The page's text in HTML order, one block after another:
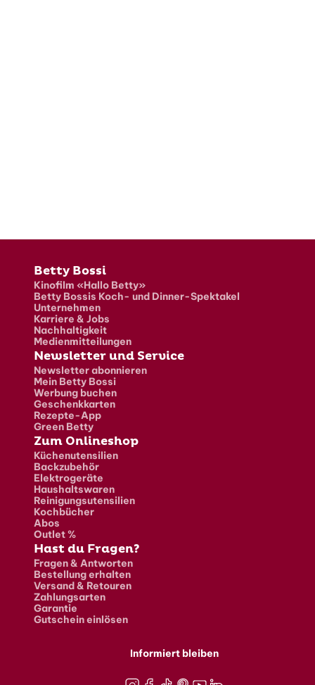
Fusszeile
Betty Bossi
Kinofilm «Hallo Betty»
Betty Bossis Koch- und Dinner-Spektakel
Unternehmen
Karriere & Jobs
Nachhaltigkeit
Medienmitteilungen
Newsletter und Service
Newsletter abonnieren
Mein Betty Bossi
Werbung buchen
Geschenkkarten
Rezepte-App
Green Betty
Zum Onlineshop
Küchenutensilien
Backzubehör
Elektrogeräte
Haushaltswaren
Reinigungsutensilien
Kochbücher
Abos
Outlet %
Hast du Fragen?
Fragen & Antworten
Bestellung erhalten
Versand & Retouren
Zahlungsarten
Garantie
Gutschein einlösen
Informiert bleiben